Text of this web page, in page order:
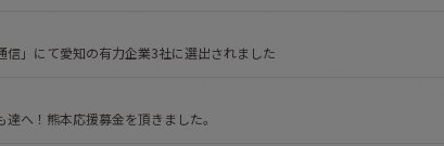
信」にて愛知の有力企業3社に選出されました
へ！熊本応援募金を頂きました。